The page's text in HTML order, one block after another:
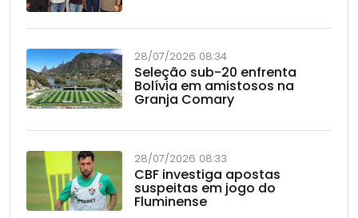
28/07/2026 08:34
Seleção sub-20 enfrenta
Bolívia em amistosos na
Granja Comary
28/07/2026 08:33
CBF investiga apostas
suspeitas em jogo do
Fluminense